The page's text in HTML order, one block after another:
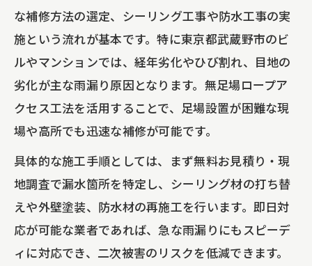
な補修方法の選定、シーリング工事や防水工事の実
施という流れが基本です。特に東京都武蔵野市のビ
ルやマンションでは、経年劣化やひび割れ、目地の
劣化が主な雨漏り原因となります。無足場ロープア
クセス工法を活用することで、足場設置が困難な現
場や高所でも迅速な補修が可能です。
具体的な施工手順としては、まず無料お見積り・現
地調査で漏水箇所を特定し、シーリング材の打ち替
えや外壁塗装、防水材の再施工を行います。即日対
応が可能な業者であれば、急な雨漏りにもスピーデ
ィに対応でき、二次被害のリスクを低減できます。